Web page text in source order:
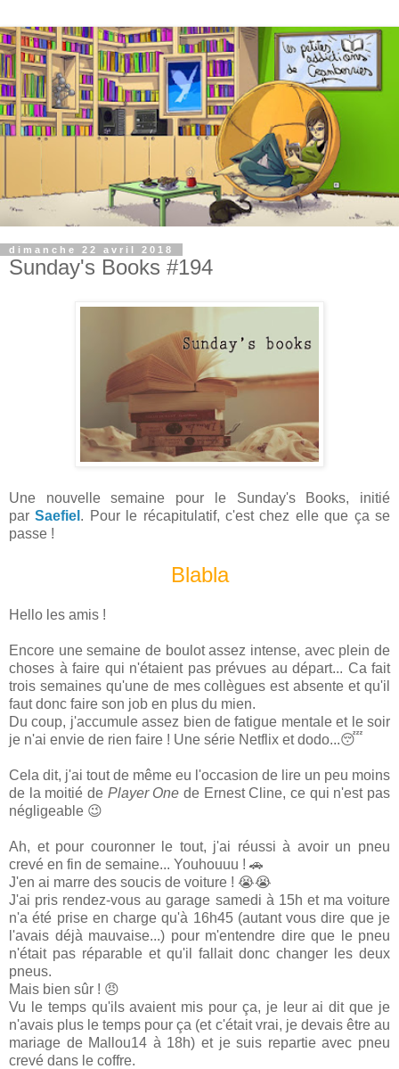
dimanche 22 avril 2018
Sunday's Books #194
Une nouvelle semaine pour le Sunday's Books, initié
parSaefiel . Pour le récapitulatif, c'est chez elle que ça se
passe !
Blabla
Hello les amis !
Encore une semaine de boulot assez intense, avec plein de
choses à faire qui n'étaient pas prévues au départ... Ca fait
trois semaines qu'une de mes collègues est absente et qu'il
faut donc faire son job en plus du mien.
Du coup, j'accumule assez bien de fatigue mentale et le soir
je n'ai envie de rien faire ! Une série Netflix et dodo...😴
Cela dit, j'ai tout de même eu l'occasion de lire un peu moins
de la moitié de Player One de Ernest Cline, ce qui n'est pas
négligeable 😉
Ah, et pour couronner le tout, j'ai réussi à avoir un pneu
crevé en fin de semaine... Youhouuu ! 🚗
J'en ai marre des soucis de voiture ! 😭😭
J'ai pris rendez-vous au garage samedi à 15h et ma voiture
n'a été prise en charge qu'à 16h45 (autant vous dire que je
l'avais déjà mauvaise...) pour m'entendre dire que le pneu
n'était pas réparable et qu'il fallait donc changer les deux
pneus.
Mais bien sûr ! 😠
Vu le temps qu'ils avaient mis pour ça, je leur ai dit que je
n'avais plus le temps pour ça (et c'était vrai, je devais être au
mariage de Mallou14 à 18h) et je suis repartie avec pneu
crevé dans le coffre.